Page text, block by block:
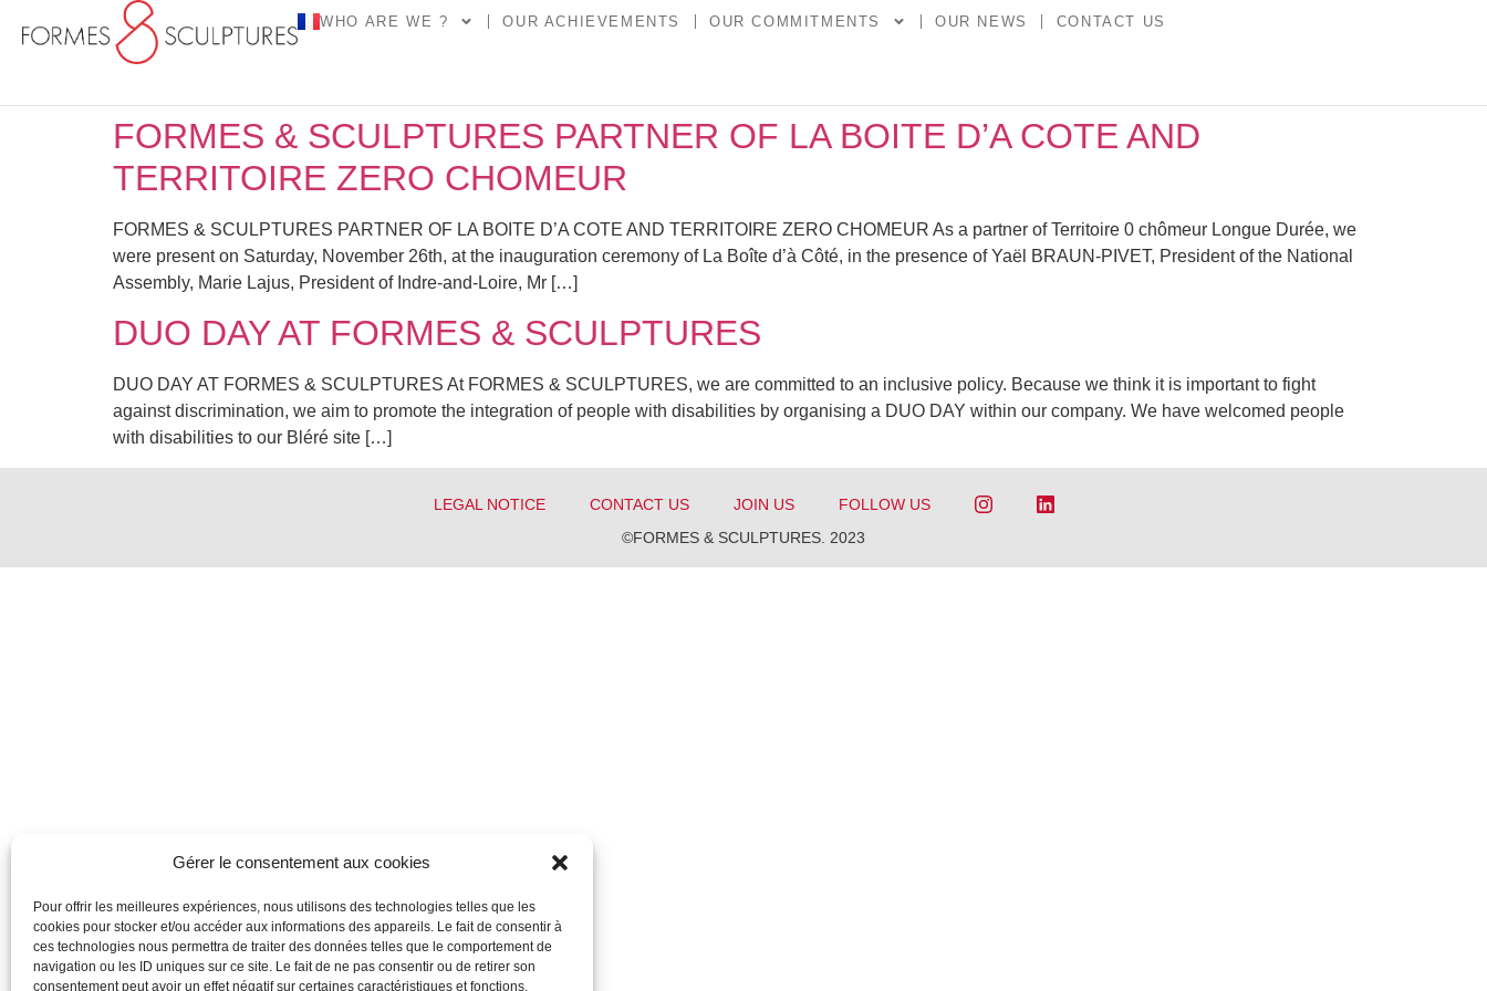
Gérer le consentement aux cookies
Pour offrir les meilleures expériences, nous utilisons des technologies telles que les
cookies pour stocker et/ou accéder aux informations des appareils. Le fait de consentir à
ces technologies nous permettra de traiter des données telles que le comportement de
navigation ou les ID uniques sur ce site. Le fait de ne pas consentir ou de retirer son
consentement peut avoir un effet négatif sur certaines caractéristiques et fonctions.
WHO ARE WE ? OUR ACHIEVEMENTS OUR COMMITMENTS OUR NEWS CONTACT US
FORMES & SCULPTURES PARTNER OF LA BOITE D’A COTE AND
TERRITOIRE ZERO CHOMEUR
FORMES & SCULPTURES PARTNER OF LA BOITE D’A COTE AND TERRITOIRE ZERO CHOMEUR As a partner of Territoire 0 chômeur Longue Durée, we
were present on Saturday, November 26th, at the inauguration ceremony of La Boîte d’à Côté, in the presence of Yaël BRAUN-PIVET, President of the National
Assembly, Marie Lajus, President of Indre-and-Loire, Mr […]
DUO DAY AT FORMES & SCULPTURES
DUO DAY AT FORMES & SCULPTURES At FORMES & SCULPTURES, we are committed to an inclusive policy. Because we think it is important to fight
against discrimination, we aim to promote the integration of people with disabilities by organising a DUO DAY within our company. We have welcomed people
with disabilities to our Bléré site […]
LEGAL NOTICE CONTACT US JOIN US
FOLLOW US
©FORMES & SCULPTURES. 2023